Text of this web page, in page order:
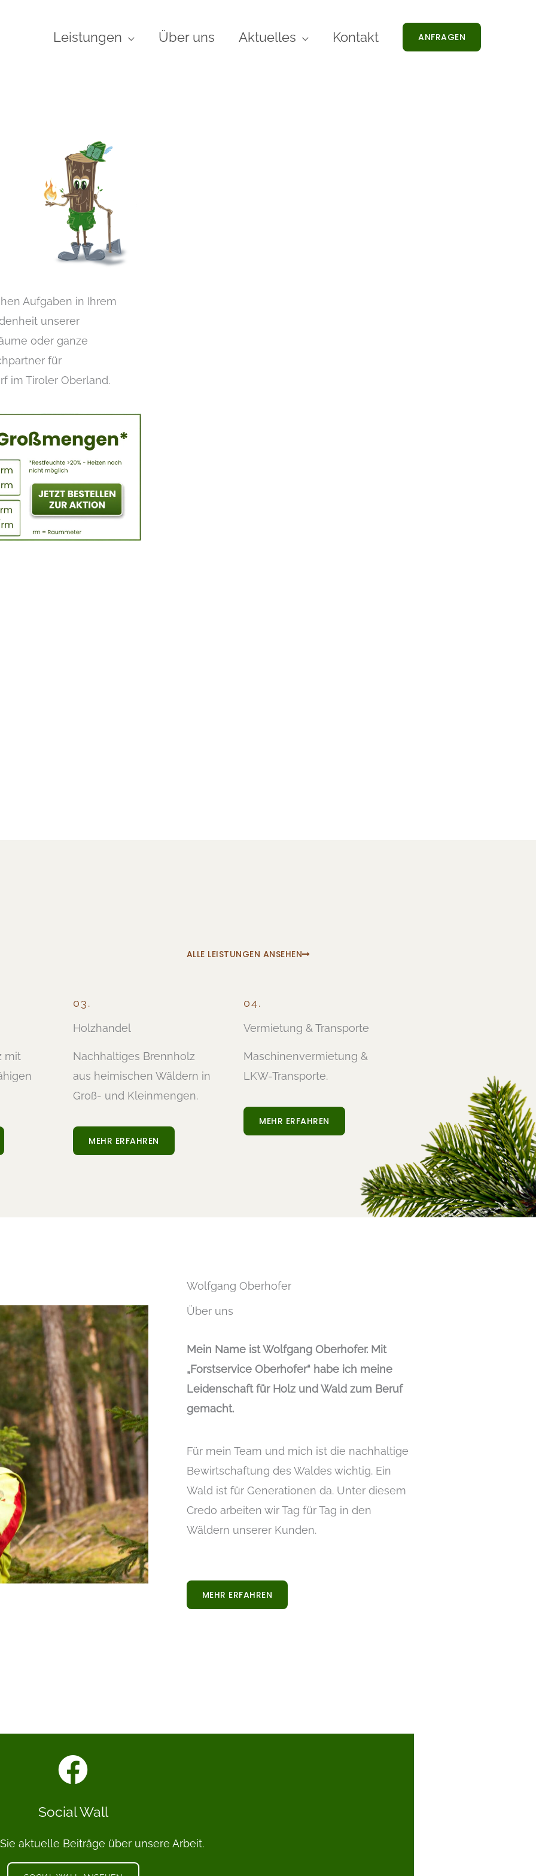
Leistungen Über uns Aktuelles Kontakt ANFRAGEN
Aufgaben in Ihrem
unserer
oder ganze
für
im Tiroler Oberland.
ALLE LEISTUNGEN ANSEHEN
mit
03.
Holzhandel
Nachhaltiges Brennholz
aus heimischen Wäldern in
Groß- und Kleinmengen.
MEHR ERFAHREN
04.
Vermietung & Transporte
Maschinenvermietung &
LKW-Transporte.
MEHR ERFAHREN
Wolfgang Oberhofer
Über uns
Mein Name ist Wolfgang Oberhofer. Mit
„Forstservice Oberhofer“ habe ich meine
Leidenschaft für Holz und Wald zum Beruf
gemacht.
Für mein Team und mich ist die nachhaltige
Bewirtschaftung des Waldes wichtig. Ein
Wald ist für Generationen da. Unter diesem
Credo arbeiten wir Tag für Tag in den
Wäldern unserer Kunden.
MEHR ERFAHREN
Social Wall
aktuelle Beiträge über unsere Arbeit.